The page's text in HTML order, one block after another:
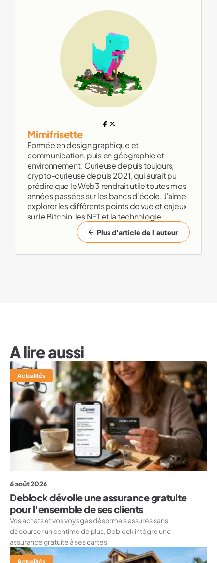
Mimifrisette
Formée en design graphique et
communication, puis en géographie et
environnement. Curieuse depuis toujours,
crypto-curieuse depuis 2021, qui aurait pu
prédire que le Web3 rendrait utile toutes mes
années passées sur les bancs d’école. J’aime
explorer les différents points de vue et enjeux
sur le Bitcoin, les NFT et la technologie.
Plus d'article de l'auteur
A lire aussi
Actualités
6 août 2026
Deblock dévoile une assurance gratuite
pour l'ensemble de ses clients
Vos achats et vos voyages désormais assurés sans
débourser un centime de plus, Deblock intègre une
assurance gratuite à ses cartes.
Actualités